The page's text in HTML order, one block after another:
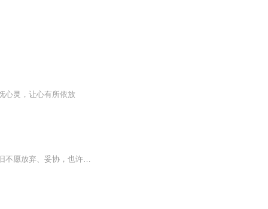
心灵，让心有所依放
一线城市的生活节奏快、不确定性强，焦虑感、危机感已经成为家常便饭，只是倔强的我依旧不愿放弃、妥协，也许我在“垂死挣扎”，但是我相信透明如我依然可以靠自己的努力做喜欢的事。：）日常焦虑时，我习惯一个人戴着耳机沉浸在英语世界中，这样的方法可...